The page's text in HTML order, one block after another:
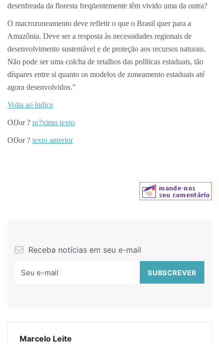
desenfreada da floresta freqüentemente têm vivido uma da outra?
O macrozoneamento deve refletir o que o Brasil quer para a
Amazônia. Deve ser a resposta às necessidades regionais de
desenvolvimento sustentável e de proteção aos recursos naturais.
Não pode ser uma colcha de retalhos das políticas estaduais, tão
díspares entre si quanto os modelos de zoneamento estaduais até
agora desenvolvidos."
Volta ao índice
OfJor ? pr?ximo texto
OfJor ? texto anterior
Receba notícias em seu e-mail
Marcelo Leite